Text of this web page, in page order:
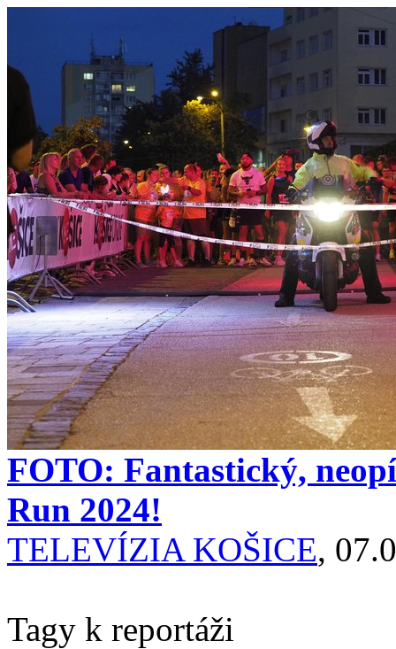
FOTO: Fantastický,
Run 2024!
TELEVÍZIA KOŠICE,
Tagy k reportáži